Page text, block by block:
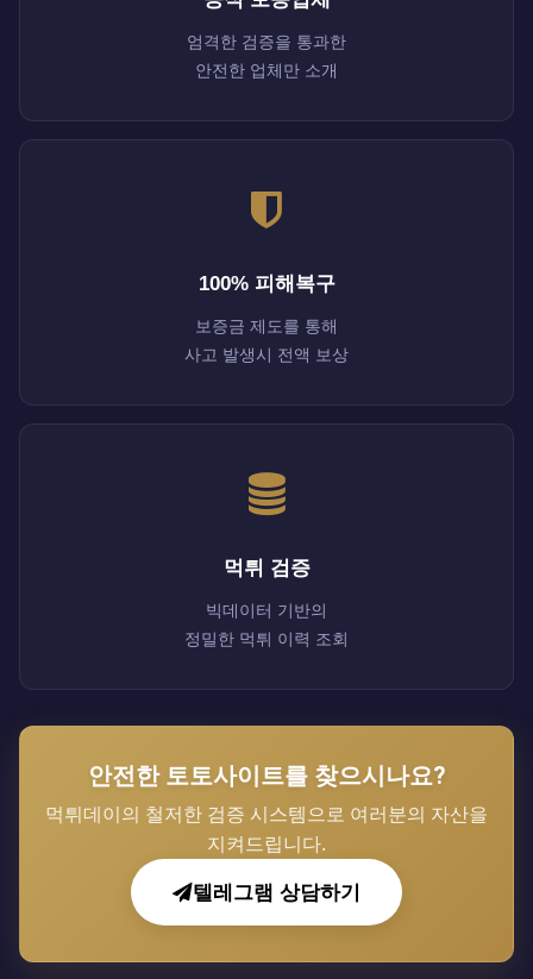
엄격한 검증을 통과한
안전한 업체만 소개
100% 피해복구
보증금 제도를 통해
사고 발생시 전액 보상
먹튀 검증
빅데이터 기반의
정밀한 먹튀 이력 조회
안전한 토토사이트를 찾으시나요?
먹튀데이의 철저한 검증 시스템으로 여러분의 자산을
지켜드립니다.
텔레그램 상담하기